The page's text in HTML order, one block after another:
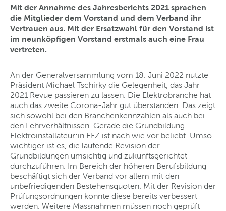
Mit der Annahme des Jahresberichts 2021 sprachen
die Mitglieder dem Vorstand und dem Verband ihr
Vertrauen aus. Mit der Ersatzwahl für den Vorstand ist
im neunköpfigen Vorstand erstmals auch eine Frau
vertreten.
An der Generalversammlung vom 18. Juni 2022 nutzte
Präsident Michael Tschirky die Gelegenheit, das Jahr
2021 Revue passieren zu lassen. Die Elektrobranche hat
auch das zweite Corona-Jahr gut überstanden. Das zeigt
sich sowohl bei den Branchenkennzahlen als auch bei
den Lehrverhältnissen. Gerade die Grundbildung
Elektroinstallateur:in EFZ ist nach wie vor beliebt. Umso
wichtiger ist es, die laufende Revision der
Grundbildungen umsichtig und zukunftsgerichtet
durchzuführen. Im Bereich der höheren Berufsbildung
beschäftigt sich der Verband vor allem mit den
unbefriedigenden Bestehensquoten. Mit der Revision der
Prüfungsordnungen konnte diese bereits verbessert
werden. Weitere Massnahmen müssen noch geprüft